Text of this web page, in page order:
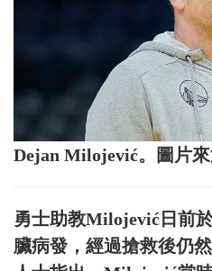
Dejan Milojević。圖片
勇士助教Milojević日前
臟病發，經過搶救後仍